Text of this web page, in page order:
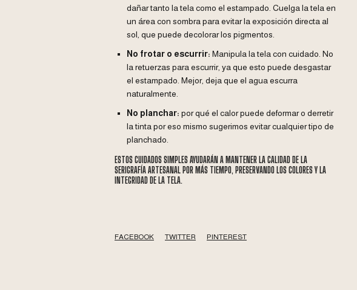
dañar tanto la tela como el estampado. Cuelga la tela en
un área con sombra para evitar la exposición directa al
sol, que puede decolorar los pigmentos.
No frotar o escurrir: Manipula la tela con cuidado. No
la retuerzas para escurrir, ya que esto puede desgastar
el estampado. Mejor, deja que el agua escurra
naturalmente.
No planchar: por qué el calor puede deformar o derretir
la tinta por eso mismo sugerimos evitar cualquier tipo de
planchado.
ESTOS CUIDADOS SIMPLES AYUDARÁN A MANTENER LA CALIDAD DE LA
SERIGRAFÍA ARTESANAL POR MÁS TIEMPO, PRESERVANDO LOS COLORES Y LA
INTEGRIDAD DE LA TELA.
FACEBOOK TWITTER PINTEREST